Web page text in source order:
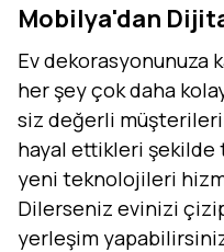
Mobilya'dan
Ev dekorasyonunuza
her şey çok daha
siz değerli
hayal ettikleri
yeni teknolojileri
Dilerseniz evinizi
yerleşim